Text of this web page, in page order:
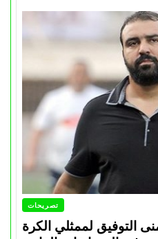
تصريحات
التوفيق لممثلي الكرة